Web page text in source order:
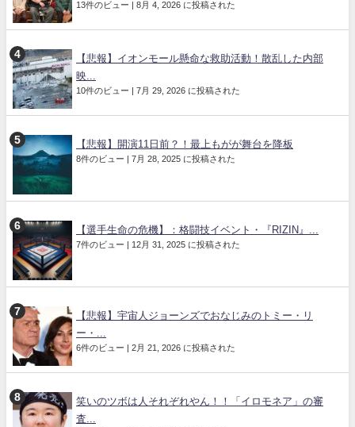
13件のビュー | 8月 4, 2026 に投稿された
【悲報】イオンモール懸命な救助活動！散乱した内部
映...
10件のビュー | 7月 29, 2026 に投稿された
【悲報】開演11日前？！最上もがが舞台を降板
8件のビュー | 7月 28, 2025 に投稿された
【選手生命の危機】：格闘技イベント・『RIZIN』...
7件のビュー | 12月 31, 2025 に投稿された
【悲報】宇宙人ジョーンズでおなじみのトミー・リ
ー・...
6件のビュー | 2月 21, 2026 に投稿された
笑いのツボは人それぞれやん！！「イロモネア」の審
査...